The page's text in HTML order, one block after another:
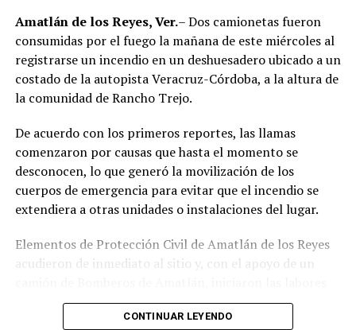
La sentencia representa uno de los primeros fallos
derivados de aquel operativo y confirma la
responsabilidad penal de los exuniformados por delitos
relacionados con la posesión de droga y el
públicos.
Amatlán de los Reyes, Ver.– Dos camionetas fueron
consumidas por el fuego la mañana de este miércoles al
registrarse un incendio en un deshuesadero ubicado a un
costado de la autopista Veracruz-Córdoba, a la altura de
la comunidad de Rancho Trejo.
De acuerdo con los primeros reportes, las llamas
comenzaron por causas que hasta el momento se
desconocen, lo que generó la movilización de los
cuerpos de emergencia para evitar que el incendio se
extendiera a otras unidades o instalaciones del lugar.
Elementos de Protección Civil de Amatlán de los Reyes
acudieron de inmediato al sitio y, con el apoyo de un
para sofocar el fuego, logrando controlar la emergencia
tras varios minutos de trabajo.
CONTINUAR LEYENDO